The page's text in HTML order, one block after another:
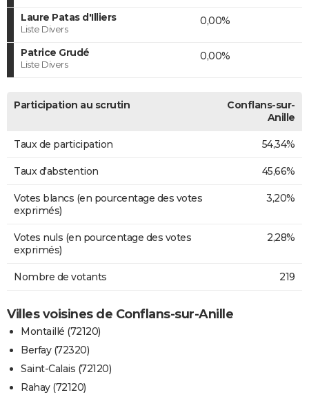
Laure Patas d'Illiers
Liste Divers
0,00%
Patrice Grudé
Liste Divers
0,00%
Participation au scrutin
Conflans-sur-
Anille
Taux de participation 54,34%
Taux d'abstention 45,66%
Votes blancs (en pourcentage des votes
exprimés)
3,20%
Votes nuls (en pourcentage des votes
exprimés)
2,28%
Nombre de votants 219
Villes voisines de Conflans-sur-Anille
Montaillé (72120)
Berfay (72320)
Saint-Calais (72120)
Rahay (72120)